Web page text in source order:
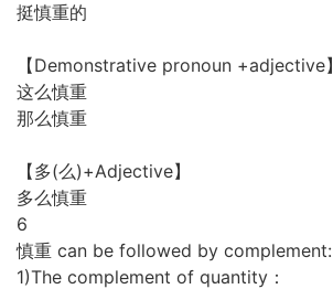
挺慎重的
【Demonstrative pronoun +adjective】
这么慎重
那么慎重
【多(么)+Adjective】
多么慎重
6
慎重 can be followed by complement:
1)The complement of quantity：